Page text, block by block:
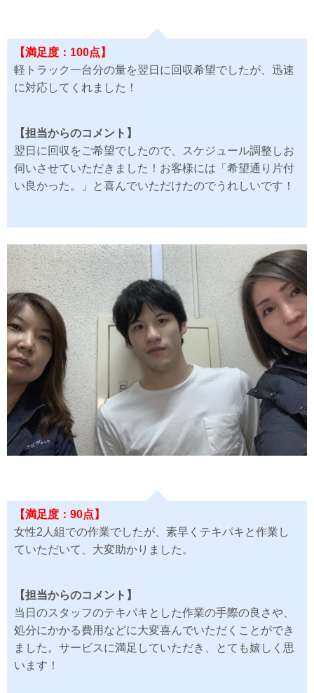
【満足度：100点】
軽トラック一台分の量を翌日に回収希望でしたが、迅速
に対応してくれました！
【担当からのコメント】
翌日に回収をご希望でしたので、スケジュール調整しお
伺いさせていただきました！お客様には「希望通り片付
い良かった。」と喜んでいただけたのでうれしいです！
【満足度：90点】
女性2人組での作業でしたが、素早くテキパキと作業し
ていただいて、大変助かりました。
【担当からのコメント】
当日のスタッフのテキパキとした作業の手際の良さや、
処分にかかる費用などに大変喜んでいただくことができ
ました。サービスに満足していただき、とても嬉しく思
います！